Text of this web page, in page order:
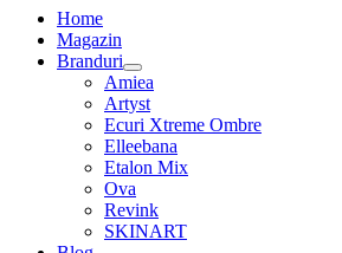
Home
Magazin
Branduri
Amiea
Artyst
Ecuri Xtreme Ombre
Elleebana
Etalon Mix
Ova
Revink
SKINART